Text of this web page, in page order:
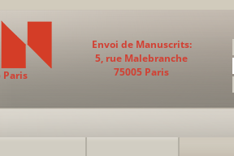
Paris
Envoi de Manuscrits:
5, rue Malebranche
75005 Paris